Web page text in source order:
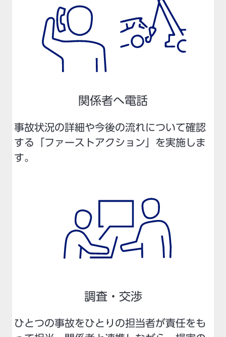
関係者へ電話
事故状況の詳細や今後の流れについて確認
する「ファーストアクション」を実施しま
す。
調査・交渉
ひとつの事故をひとりの担当者が責任をも